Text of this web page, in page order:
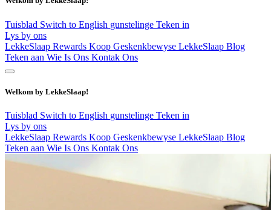
Tuisblad Switch to English gunstelinge Teken in
Lys by ons
LekkeSlaap Rewards Koop Geskenkbewyse LekkeSlaap Blog
Teken aan Wie Is Ons Kontak Ons
Welkom by LekkeSlaap!
Tuisblad Switch to English gunstelinge Teken in
Lys by ons
LekkeSlaap Rewards Koop Geskenkbewyse LekkeSlaap Blog
Teken aan Wie Is Ons Kontak Ons